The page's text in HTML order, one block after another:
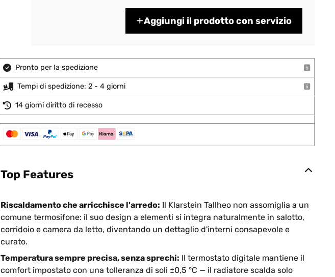
Aggiungi il prodotto con servizio
Pronto per la spedizione
Tempi di spedizione: 2 - 4 giorni
14 giorni diritto di recesso
Top Features
Riscaldamento che arricchisce l'arredo: Il Klarstein Tallheo non assomiglia a un
comune termosifone: il suo design a elementi si integra naturalmente in salotto,
corridoio e camera da letto, diventando un dettaglio d'interni consapevole e
curato.
Temperatura sempre precisa, senza sprechi: Il termostato digitale mantiene il
comfort impostato con una tolleranza di soli ±0,5 °C — il radiatore scalda solo